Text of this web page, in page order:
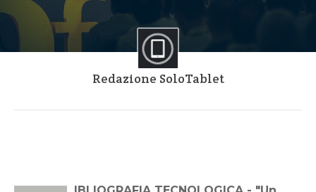
Redazione SoloTablet